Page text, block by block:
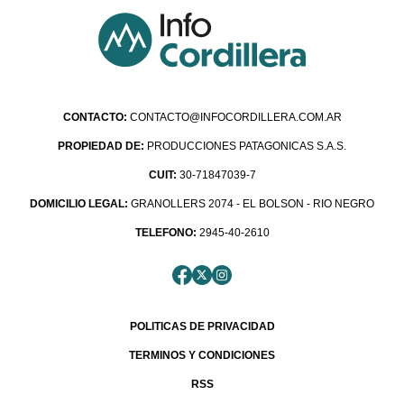
CONTACTO: CONTACTO@INFOCORDILLERA.COM.AR
PROPIEDAD DE: PRODUCCIONES PATAGONICAS S.A.S.
CUIT: 30-71847039-7
DOMICILIO LEGAL: GRANOLLERS 2074 - EL BOLSON - RIO NEGRO
TELEFONO: 2945-40-2610
POLITICAS DE PRIVACIDAD
TERMINOS Y CONDICIONES
RSS